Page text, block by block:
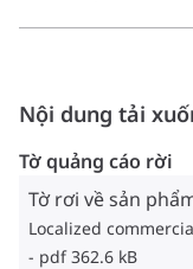
Nội dung tải
Tờ quảng cáo rời
Tờ rơi về sản
Localized
pdf 362.6 kB